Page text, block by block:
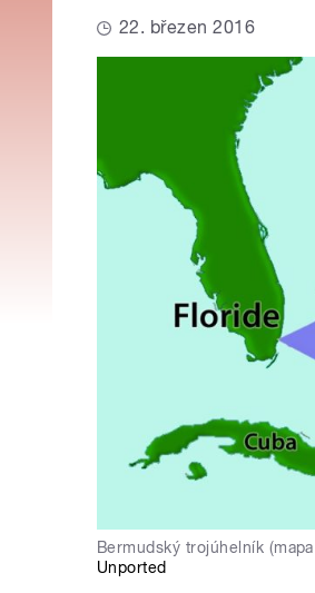
22. březen 2016
Bermudský trojúhelník
Unported